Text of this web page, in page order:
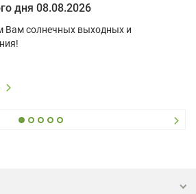
дня 08.08.2026
Вам солнечных выходных и